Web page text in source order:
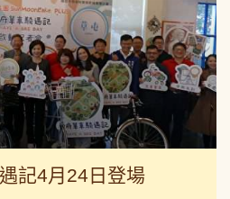
記4月24日登場